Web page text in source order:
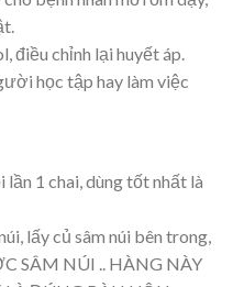
điều chỉnh lại huyết áp.
học tập hay làm việc
1 chai, dùng tốt nhất là
lấy củ sâm núi bên trong,
SÂM NÚI .. HÀNG NÀY